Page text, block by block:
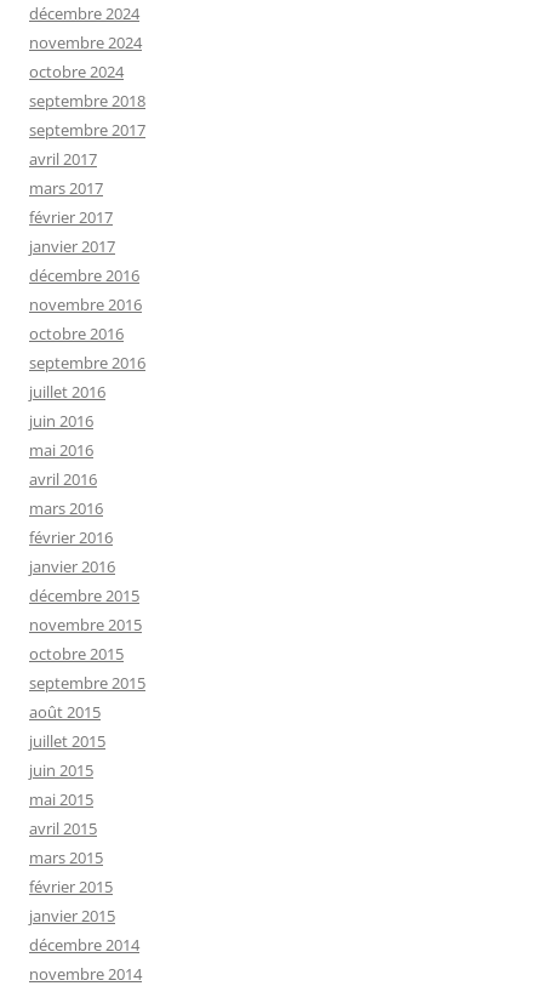
décembre 2024
novembre 2024
octobre 2024
septembre 2018
septembre 2017
avril 2017
mars 2017
février 2017
janvier 2017
décembre 2016
novembre 2016
octobre 2016
septembre 2016
juillet 2016
juin 2016
mai 2016
avril 2016
mars 2016
février 2016
janvier 2016
décembre 2015
novembre 2015
octobre 2015
septembre 2015
août 2015
juillet 2015
juin 2015
mai 2015
avril 2015
mars 2015
février 2015
janvier 2015
décembre 2014
novembre 2014